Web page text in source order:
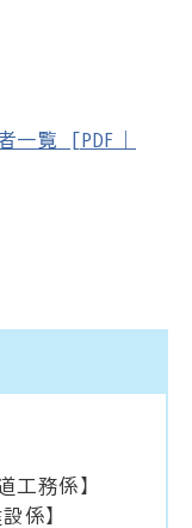
一覧 [PDF｜
工務係】
係】